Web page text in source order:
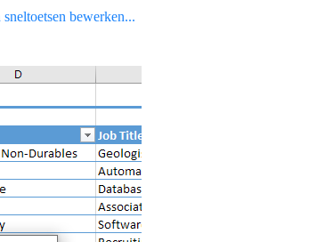
bewerken...